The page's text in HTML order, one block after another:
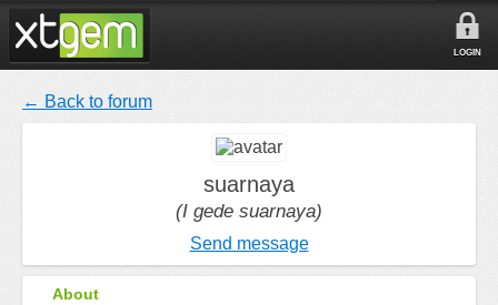
LOGIN
← Back to forum
suarnaya
(I gede suarnaya)
Send message
About